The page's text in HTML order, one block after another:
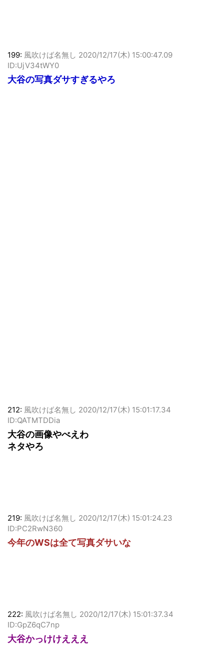
199: 風吹けば名無し 2020/12/17(木) 15:00:47.09
ID:UjV34tWY0
大谷の写真ダサすぎるやろ
212: 風吹けば名無し 2020/12/17(木) 15:01:17.34
ID:QATMTDDia
大谷の画像やべえわ
ネタやろ
219: 風吹けば名無し 2020/12/17(木) 15:01:24.23
ID:PC2RwN360
今年のWSは全て写真ダサいな
222: 風吹けば名無し 2020/12/17(木) 15:01:37.34
ID:GpZ6qC7np
大谷かっけけえええ